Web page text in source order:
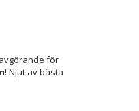
för
! Njut av bästa